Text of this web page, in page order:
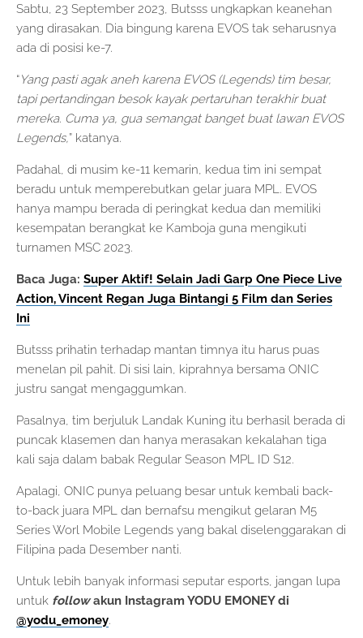
Sabtu, 23 September 2023, Butsss ungkapkan keanehan
yang dirasakan. Dia bingung karena EVOS tak seharusnya
ada di posisi ke-7.
“Yang pasti agak aneh karena EVOS (Legends) tim besar,
tapi pertandingan besok kayak pertaruhan terakhir buat
mereka. Cuma ya, gua semangat banget buat lawan EVOS
Legends,” katanya.
Padahal, di musim ke-11 kemarin, kedua tim ini sempat
beradu untuk memperebutkan gelar juara MPL. EVOS
hanya mampu berada di peringkat kedua dan memiliki
kesempatan berangkat ke Kamboja guna mengikuti
turnamen MSC 2023.
Baca Juga: Super Aktif! Selain Jadi Garp One Piece Live
Action, Vincent Regan Juga Bintangi 5 Film dan Series
Ini
Butsss prihatin terhadap mantan timnya itu harus puas
menelan pil pahit. Di sisi lain, kiprahnya bersama ONIC
justru sangat mengaggumkan.
Pasalnya, tim berjuluk Landak Kuning itu berhasil berada di
puncak klasemen dan hanya merasakan kekalahan tiga
kali saja dalam babak Regular Season MPL ID S12.
Apalagi, ONIC punya peluang besar untuk kembali back-
to-back juara MPL dan bernafsu mengikut gelaran M5
Series Worl Mobile Legends yang bakal diselenggarakan di
Filipina pada Desember nanti.
Untuk lebih banyak informasi seputar esports, jangan lupa
untuk follow akun Instagram YODU EMONEY di
@yodu_emoney.